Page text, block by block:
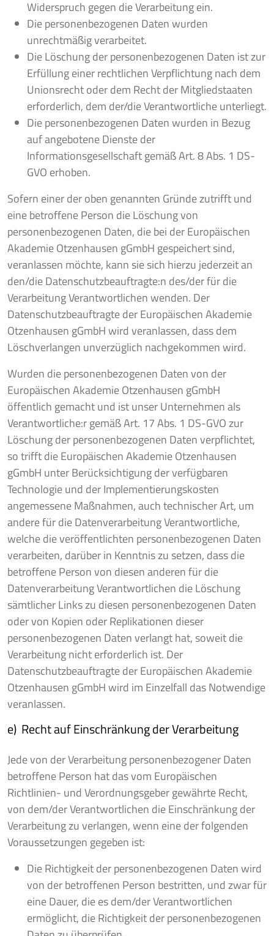
Widerspruch gegen die Verarbeitung ein.
Die personenbezogenen Daten wurden
unrechtmäßig verarbeitet.
Die Löschung der personenbezogenen Daten ist zur
Erfüllung einer rechtlichen Verpflichtung nach dem
Unionsrecht oder dem Recht der Mitgliedstaaten
erforderlich, dem der/die Verantwortliche unterliegt.
Die personenbezogenen Daten wurden in Bezug
auf angebotene Dienste der
Informationsgesellschaft gemäß Art. 8 Abs. 1 DS-
GVO erhoben.
Sofern einer der oben genannten Gründe zutrifft und
eine betroffene Person die Löschung von
personenbezogenen Daten, die bei der Europäischen
Akademie Otzenhausen gGmbH gespeichert sind,
veranlassen möchte, kann sie sich hierzu jederzeit an
den/die Datenschutzbeauftragte:n des/der für die
Verarbeitung Verantwortlichen wenden. Der
Datenschutzbeauftragte der Europäischen Akademie
Otzenhausen gGmbH wird veranlassen, dass dem
Löschverlangen unverzüglich nachgekommen wird.
Wurden die personenbezogenen Daten von der
Europäischen Akademie Otzenhausen gGmbH
öffentlich gemacht und ist unser Unternehmen als
Verantwortliche:r gemäß Art. 17 Abs. 1 DS-GVO zur
Löschung der personenbezogenen Daten verpflichtet,
so trifft die Europäischen Akademie Otzenhausen
gGmbH unter Berücksichtigung der verfügbaren
Technologie und der Implementierungskosten
angemessene Maßnahmen, auch technischer Art, um
andere für die Datenverarbeitung Verantwortliche,
welche die veröffentlichten personenbezogenen Daten
verarbeiten, darüber in Kenntnis zu setzen, dass die
betroffene Person von diesen anderen für die
Datenverarbeitung Verantwortlichen die Löschung
sämtlicher Links zu diesen personenbezogenen Daten
oder von Kopien oder Replikationen dieser
personenbezogenen Daten verlangt hat, soweit die
Verarbeitung nicht erforderlich ist. Der
Datenschutzbeauftragte der Europäischen Akademie
Otzenhausen gGmbH wird im Einzelfall das Notwendige
veranlassen.
e) Recht auf Einschränkung der Verarbeitung
Jede von der Verarbeitung personenbezogener Daten
betroffene Person hat das vom Europäischen
Richtlinien- und Verordnungsgeber gewährte Recht,
von dem/der Verantwortlichen die Einschränkung der
Verarbeitung zu verlangen, wenn eine der folgenden
Voraussetzungen gegeben ist:
Die Richtigkeit der personenbezogenen Daten wird
von der betroffenen Person bestritten, und zwar für
eine Dauer, die es dem/der Verantwortlichen
ermöglicht, die Richtigkeit der personenbezogenen